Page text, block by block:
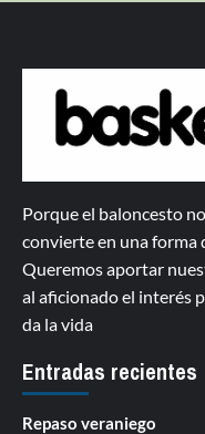
Porque el baloncesto
convierte en una forma
Queremos aportar
al aficionado el interés
da la vida
Entradas recientes
Repaso veraniego